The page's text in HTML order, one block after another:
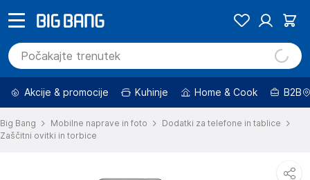
Akcije & promocije Kuhinje Home & Cook B2B
Big Bang Mobilne naprave in foto
Dodatki za telefone in tablice
Zaščitni ovitki in torbice